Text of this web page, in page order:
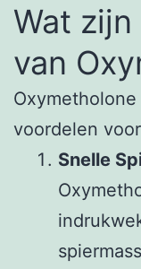
Wat
van
voordelen
Snelle